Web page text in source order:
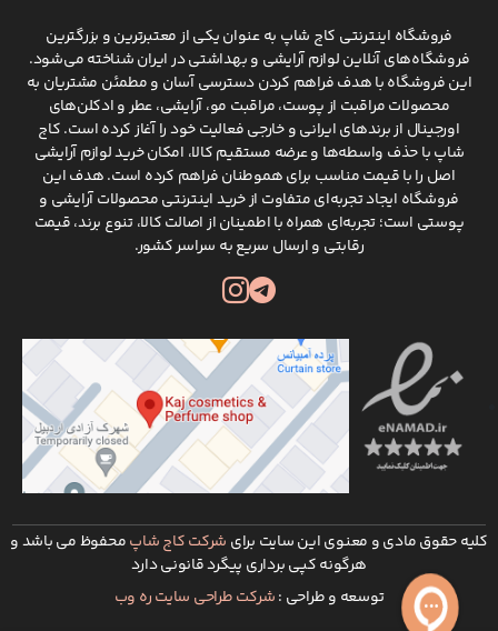
فروشگاه اینترنتی کاج شاپ به عنوان یکی از معتبرترین و بزرگترین
فروشگاه‌های آنلاین لوازم آرایشی و بهداشتی در ایران شناخته می‌شود.
این فروشگاه با هدف فراهم کردن دسترسی آسان و مطمئن مشتریان به
محصولات مراقبت از پوست، مراقبت مو، آرایشی، عطر و ادکلن‌های
اورجینال از برندهای ایرانی و خارجی فعالیت خود را آغاز کرده است. کاج
شاپ با حذف واسطه‌ها و عرضه مستقیم کالا، امکان خرید لوازم آرایشی
اصل را با قیمت مناسب برای هموطنان فراهم کرده است. هدف این
فروشگاه ایجاد تجربه‌ای متفاوت از خرید اینترنتی محصولات آرایشی و
پوستی است؛ تجربه‌ای همراه با اطمینان از اصالت کالا، تنوع برند، قیمت
رقابتی و ارسال سریع به سراسر کشور.
کلیه حقوق مادی و معنوی این سایت برای شرکت کاج شاپمحفوظ می باشد و
هرگونه کپی برداری پیگرد قانونی دارد
توسعه و طراحی :شرکت طراحی سایت ره وب